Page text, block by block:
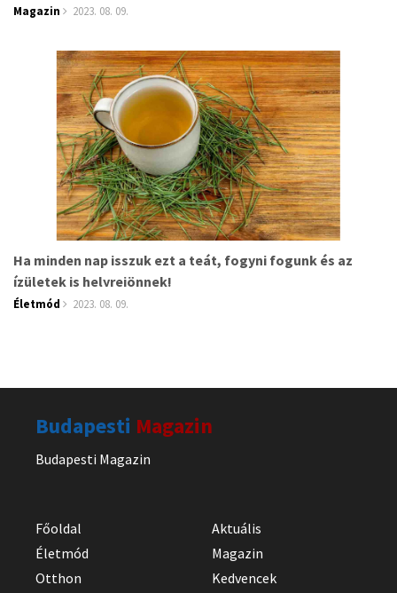
Magazin 2023. 08. 09.
Ha minden nap isszuk ezt a teát, fogyni fogunk és az
ízületek is helyrejönnek!
Életmód 2023. 08. 09.
Budapesti Magazin
Budapesti Magazin
Főoldal
Aktuális
Életmód
Magazin
Otthon
Kedvencek